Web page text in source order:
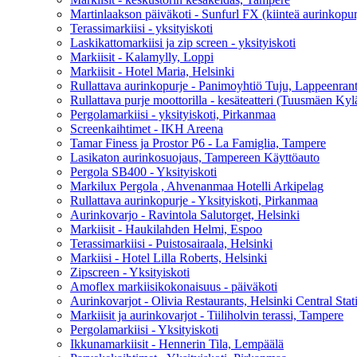
Martinlaakson päiväkoti - Sunfurl FX (kiinteä
Terassimarkiisi - yksityiskoti
Laskikattomarkiisi ja zip screen - yksityiskoti
Markiisit - Kalamylly, Loppi
Markiisit - Hotel Maria, Helsinki
Rullattava aurinkopurje - Panimoyhtiö Tuju,
Rullattava purje moottorilla - kesäteatteri (Tuusmäen
Pergolamarkiisi - yksityiskoti, Pirkanmaa
Screenkaihtimet - IKH Areena
Tamar Finess ja Prostor P6 - La Famiglia, Tampere
Lasikaton aurinkosuojaus, Tampereen Käyttöauto
Pergola SB400 - Yksityiskoti
Markilux Pergola , Ahvenanmaa Hotelli Arkipelag
Rullattava aurinkopurje - Yksityiskoti, Pirkanmaa
Aurinkovarjo - Ravintola Salutorget, Helsinki
Markiisit - Haukilahden Helmi, Espoo
Terassimarkiisi - Puistosairaala, Helsinki
Markiisi - Hotel Lilla Roberts, Helsinki
Zipscreen - Yksityiskoti
Amoflex markiisikokonaisuus - päiväkoti
Aurinkovarjot - Olivia Restaurants, Helsinki Central
Markiisit ja aurinkovarjot - Tiiliholvin terassi, Tampere
Pergolamarkiisi - Yksityiskoti
Ikkunamarkiisit - Hennerin Tila, Lempäälä